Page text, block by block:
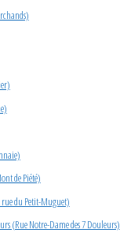
de Piété)
du Petit-Muguet)
(Rue Notre-Dame des 7 Douleurs)